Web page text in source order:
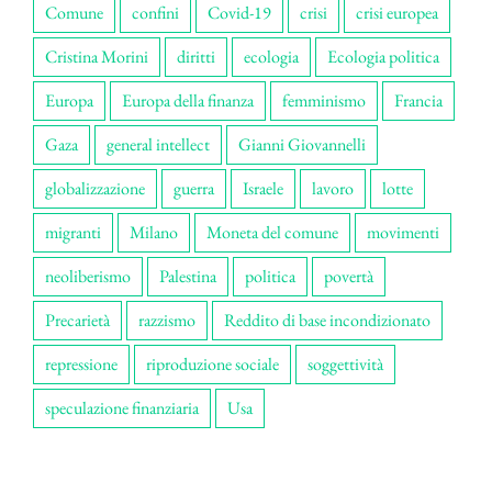
Comune
confini Covid-19 crisi
crisi europea
Cristina Morini
diritti ecologia
Ecologia politica
Europa
Europa della finanza femminismo
Francia
Gaza
general intellect
Gianni Giovannelli
globalizzazione
guerra Israele lavoro
lotte
migranti
Milano Moneta del comune
movimenti
neoliberismo
Palestina politica
povertà
Precarietà
razzismo
Reddito di base incondizionato
repressione
riproduzione sociale
soggettività
speculazione finanziaria
Usa